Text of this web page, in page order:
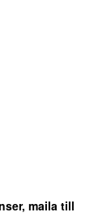
maila till